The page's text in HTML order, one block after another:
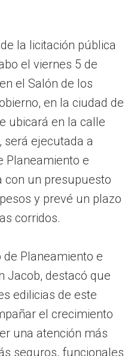
la licitación pública
el viernes 5 de
el Salón de los
en la ciudad de
ubicará en la calle
será ejecutada a
Planeamiento e
con un presupuesto
y prevé un plazo
corridos.
Planeamiento e
Jacob, destacó que
edilicias de este
el crecimiento
una atención más
seguros, funcionales